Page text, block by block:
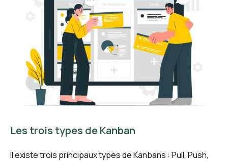
Les trois types de Kanban
Il existe trois principaux types de Kanbans : Pull, Push,